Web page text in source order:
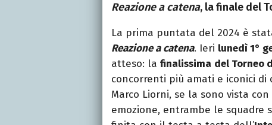
Reazione a catena, la finale del
La prima puntata del 2024 è
Reazione a catena. Ieri lunedì 1°
atteso: la finalissima del Torneo
concorrenti più amati e iconici di
Marco Liorni, se la sono vista con
emozione, entrambe le squadre